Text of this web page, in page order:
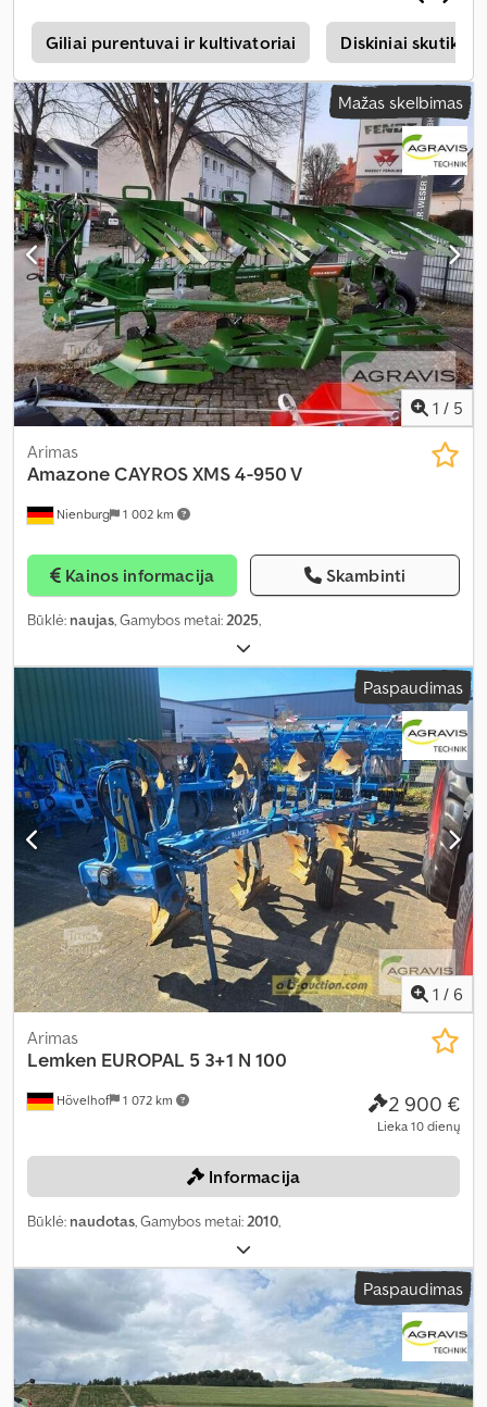
Giliai purentuvai ir kultivatoriai Diskiniai skutikliai
Mažas skelbimas
1 / 5
Nienburg 1 002 km
Arimas
AmazoneCAYROS XMS 4-950 V
Kainos informacija Skambinti
Būklė: naujas, Gamybos metai:2025,
Paspaudimas
1 / 6
Hövelhof 1 072 km
Arimas
Lemken EUROPAL 5 3+1 N 100
2 900 €
Lieka 10 dienų
Informacija
Būklė: naudotas, Gamybos metai:2010,
Paspaudimas